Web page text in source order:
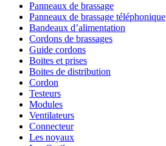
Panneaux de brassage
Panneaux de brassage téléphonique
Bandeaux d’alimentation
Cordons de brassages
Guide cordons
Boites et prises
Boites de distribution
Cordon
Testeurs
Modules
Ventilateurs
Connecteur
Les noyaux